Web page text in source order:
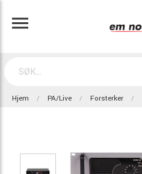
Hjem PA/Live Forsterker